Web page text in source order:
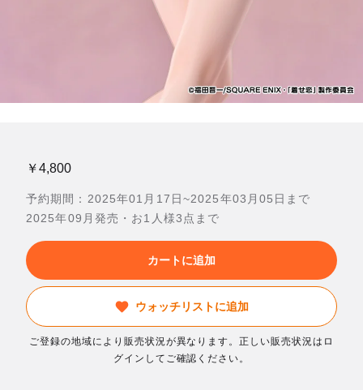
￥4,800
予約期間：2025年01月17日~2025年03月05日まで
2025年09月発売・お1人様3点まで
カートに追加
ウォッチリストに追加
ご登録の地域により販売状況が異なります。正しい販売状況はロ
グインしてご確認ください。